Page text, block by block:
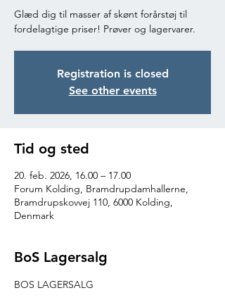
Glæd dig til masser af skønt forårstøj til
fordelagtige priser! Prøver og lagervarer.
Registration is closed
See other events
Tid og sted
20. feb. 2026, 16.00 – 17.00
Forum Kolding, Bramdrupdamhallerne,
Bramdrupskovvej 110, 6000 Kolding,
Denmark
BoS Lagersalg
BOS LAGERSALG